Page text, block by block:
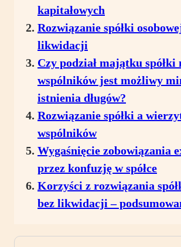
kapitałowych
Rozwiązanie spółki
likwidacji
Czy podział majątku spółki
wspólników jest możliwy
istnienia długów?
Rozwiązanie spółki a
wspólników
Wygaśnięcie zobowiązania
przez konfuzję w spółce
Korzyści z rozwiązania
bez likwidacji –